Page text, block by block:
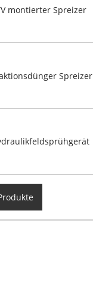
montierter Spreizer
Spreizer